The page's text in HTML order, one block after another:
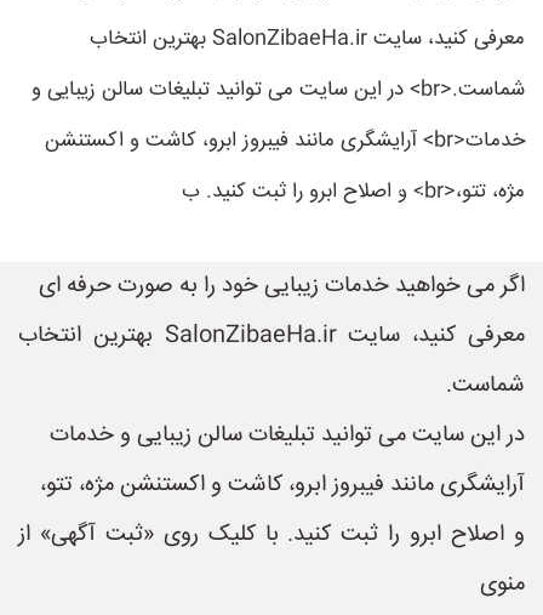
معرفی کنید، سایت SalonZibaeHa.ir بهترین انتخاب
شماست.<br> در این سایت می توانید تبلیغات سالن زیبایی و
خدمات<br> آرایشگری مانند فیبروز ابرو، کاشت و اکستنشن
مژه، تتو،<br> و اصلاح ابرو را ثبت کنید. ب
اگر می خواهید خدمات زیبایی خود را به صورت حرفه ای
معرفی کنید، سایت SalonZibaeHa.ir بهترین انتخاب
شماست.
در این سایت می توانید تبلیغات سالن زیبایی و خدمات
آرایشگری مانند فیبروز ابرو، کاشت و اکستنشن مژه، تتو،
و اصلاح ابرو را ثبت کنید. با کلیک روی «ثبت آگهی» از
منوی